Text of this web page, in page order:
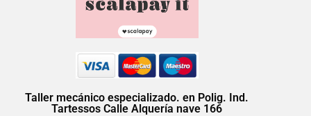
Taller mecánico especializado. en Polig. Ind.
Tartessos Calle Alquería nave 166